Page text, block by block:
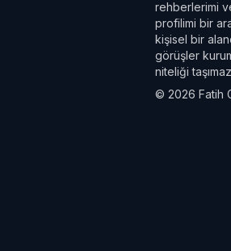
rehberlerimi
profilimi bir
kişisel bir
görüşler
niteliği
© 2026 Fatih